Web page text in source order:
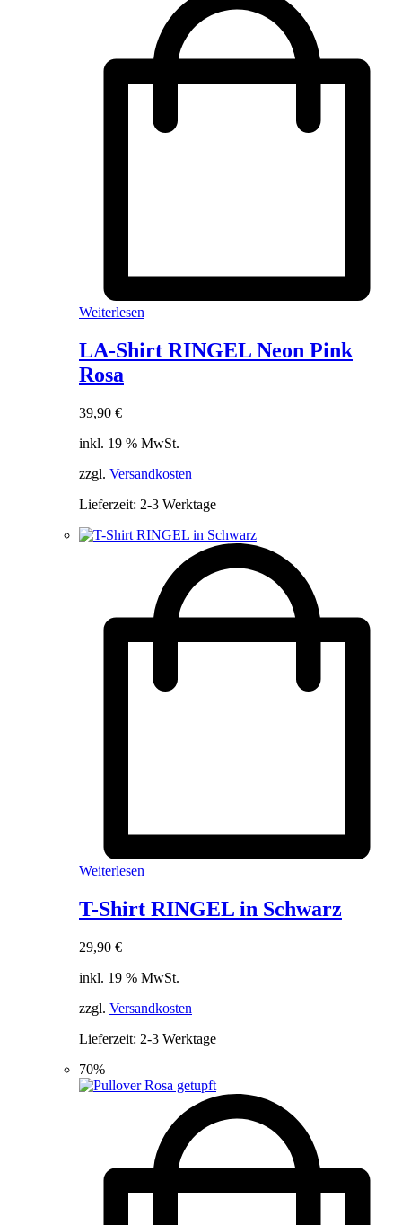
Weiterlesen
LA-Shirt RINGEL Neon Pink
Rosa
39,90 €
inkl. 19 % MwSt.
zzgl. Versandkosten
Lieferzeit: 2-3 Werktage
Weiterlesen
T-Shirt RINGEL in Schwarz
29,90 €
inkl. 19 % MwSt.
zzgl. Versandkosten
Lieferzeit: 2-3 Werktage
70%